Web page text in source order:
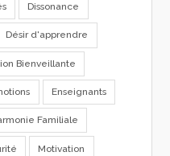
Dissonance
Désir d'apprendre
Bienveillante
Enseignants
Familiale
Motivation